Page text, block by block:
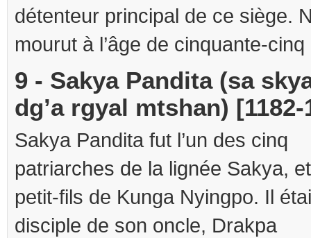
détenteur principal de ce siège.
mourut à l’âge de cinquante-
9 - Sakya Pandita (sa
dg’a rgyal mtshan) [1182-
Sakya Pandita fut l’un des cinq
patriarches de la lignée Sakya,
petit-fils de Kunga Nyingpo. Il
disciple de son oncle, Drakpa